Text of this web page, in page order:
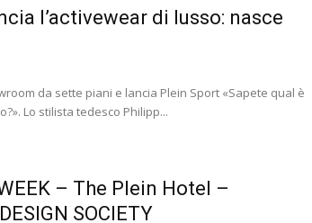
l’activewear di lusso: nasce
da sette piani e lancia Plein Sport «Sapete qual è
Lo stilista tedesco Philipp...
– The Plein Hotel –
SOCIETY